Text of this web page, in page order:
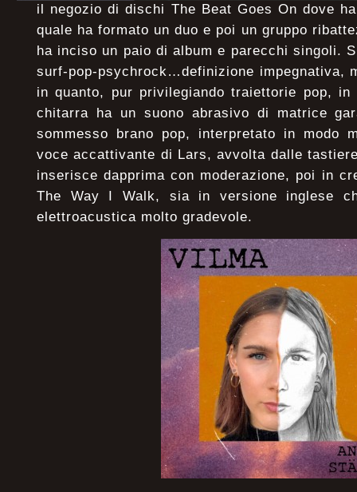
il negozio di dischi The Beat Goes On dove
quale ha formato un duo e poi un gruppo
ha inciso un paio di album e parecchi singoli.
surf-pop-psychrock…definizione impegnativa,
in quanto, pur privilegiando traiettorie pop, in
chitarra ha un suono abrasivo di matrice
sommesso brano pop, interpretato in modo
voce accattivante di Lars, avvolta dalle
inserisce dapprima con moderazione, poi in
The Way I Walk, sia in versione inglese
elettroacustica molto gradevole.